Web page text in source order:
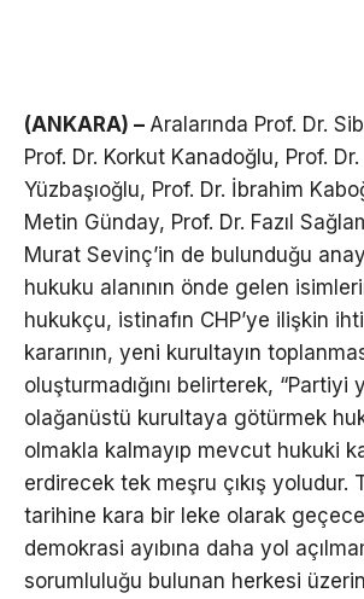
(ANKARA) – Aralarında Prof. Dr.
Prof. Dr. Korkut Kanadoğlu, Prof.
Yüzbaşıoğlu, Prof. Dr. İbrahim
Metin Günday, Prof. Dr. Fazıl
Murat Sevinç’in de bulunduğu
hukuku alanının önde gelen
hukukçu, istinafın CHP’ye ilişkin
kararının, yeni kurultayın
oluşturmadığını belirterek, “Partiyi
olağanüstü kurultaya götürmek
olmakla kalmayıp mevcut hukuki
erdirecek tek meşru çıkış yoludur.
tarihine kara bir leke olarak
demokrasi ayıbına daha yol
sorumluluğu bulunan herkesi